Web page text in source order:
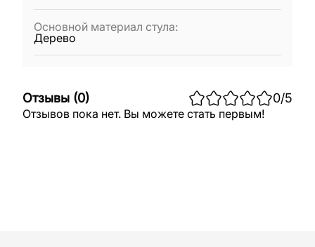
Основной материал стула:
Дерево
Отзывы (0) 0/5
Отзывов пока нет. Вы можете стать первым!